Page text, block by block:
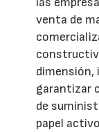
venta de
garantizar
de
papel